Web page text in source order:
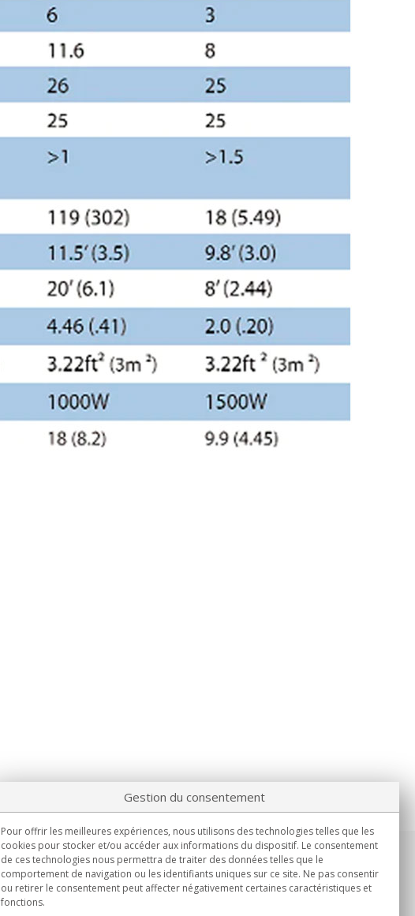
Informations
Lun.-Ven. 9h00 - 15h00.
Livraison en
Gestion du consentement
Pour offrir les meilleures expériences, nous utilisons des technologies telles que les
cookies pour stocker et/ou accéder aux informations du dispositif. Le consentement
de ces technologies nous permettra de traiter des données telles que le
comportement de navigation ou les identifiants uniques sur ce site. Ne pas consentir
ou retirer le consentement peut affecter négativement certaines caractéristiques et
fonctions.